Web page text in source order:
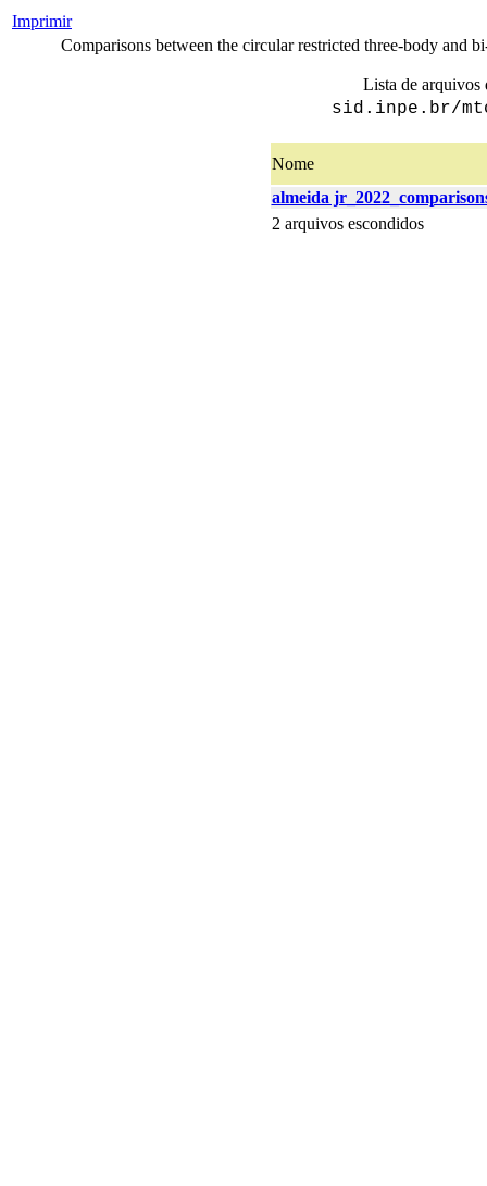
Imprimir
Comparisons between the circular restricted three-body and
Lista de arquivos
sid.inpe.br/
Nome
almeida
2 arquivos escondidos